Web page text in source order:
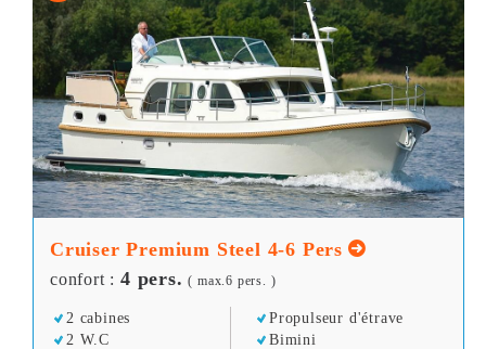
Cruiser Premium Steel 4-6 Pers
confort : 4 pers. ( max.6 pers. )
2 cabines
2 W.C
Propulseur d'étrave
Bimini